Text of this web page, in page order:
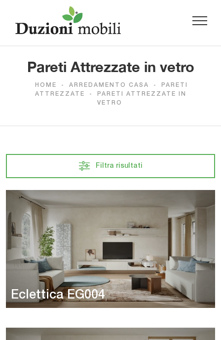
Pareti Attrezzate in vetro
HOME - ARREDAMENTO CASA -
PARETI
ATTREZZATE
-
PARETI ATTREZZATE IN
VETRO
Filtra risultati
Eclettica EG004